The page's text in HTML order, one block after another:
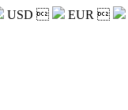
USD  EUR 